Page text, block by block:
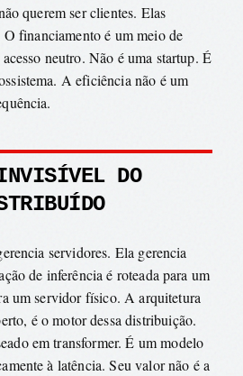
querem ser clientes. Elas
O financiamento é um meio de
neutro. Não é uma startup. É
A eficiência não é um
DO
servidores. Ela gerencia
de inferência é roteada para um
um servidor físico. A arquitetura
é o motor dessa distribuição.
em transformer. É um modelo
à latência. Seu valor não é a